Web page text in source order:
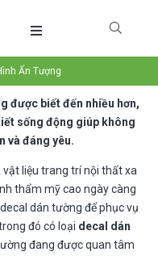
Ấn Tượng
được biết đến nhiều hơn,
sống động giúp không
và đáng yêu.
liệu trang trí nội thất xa
thẩm mỹ cao ngày càng
dán tường để phục vụ
đó có loại decal dán
đang được quan tâm